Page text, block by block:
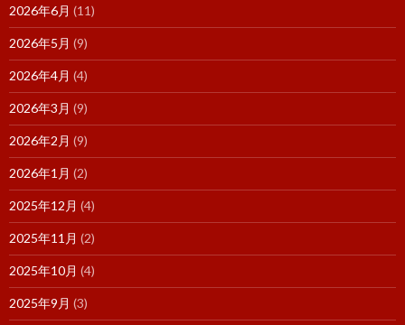
2026年6月 (11)
2026年5月 (9)
2026年4月 (4)
2026年3月 (9)
2026年2月 (9)
2026年1月 (2)
2025年12月 (4)
2025年11月 (2)
2025年10月 (4)
2025年9月 (3)